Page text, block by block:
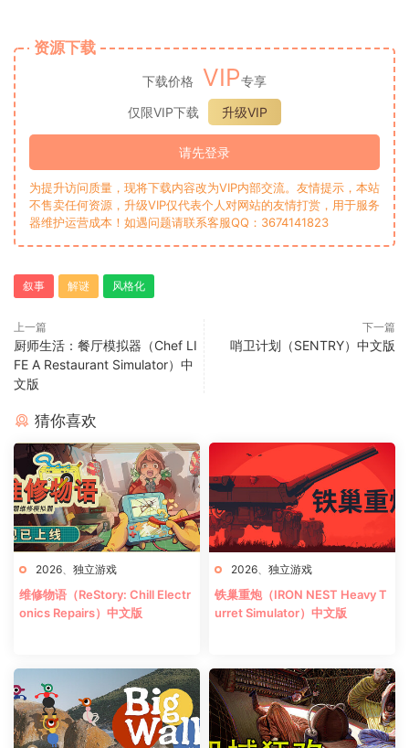
资源下载
下载价格 VIP专享
仅限VIP下载
升级VIP
请先登录
为提升访问质量，现将下载内容改为VIP内部交流。友情提示，本站
不售卖任何资源，升级VIP仅代表个人对网站的友情打赏，用于服务
器维护运营成本！如遇问题请联系客服QQ：3674141823
叙事 解谜 风格化
上一篇
厨师生活：餐厅模拟器（Chef LI
FE A Restaurant Simulator）中
文版
下一篇
哨卫计划（SENTRY）中文版
猜你喜欢
2026 独立游戏
维修物语（ReStory: Chill Electr
onics Repairs）中文版
2026 独立游戏
铁巢重炮（IRON NEST Heavy T
urret Simulator）中文版